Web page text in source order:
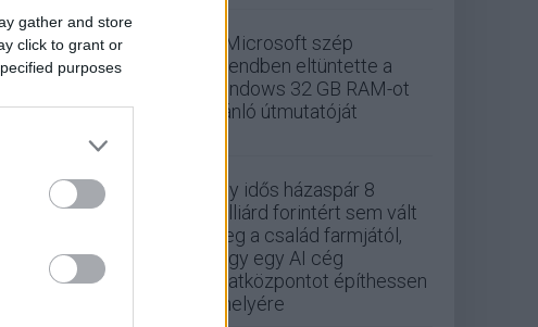
gather and store
click to grant or
purposes
A Microsoft szép
csendben eltüntette a
Windows 32 GB RAM-ot
ajánló útmutatóját
Egy idős házaspár 8
milliárd forintért sem vált
meg a család farmjától,
hogy egy AI cég
adatközpontot építhessen
a helyére